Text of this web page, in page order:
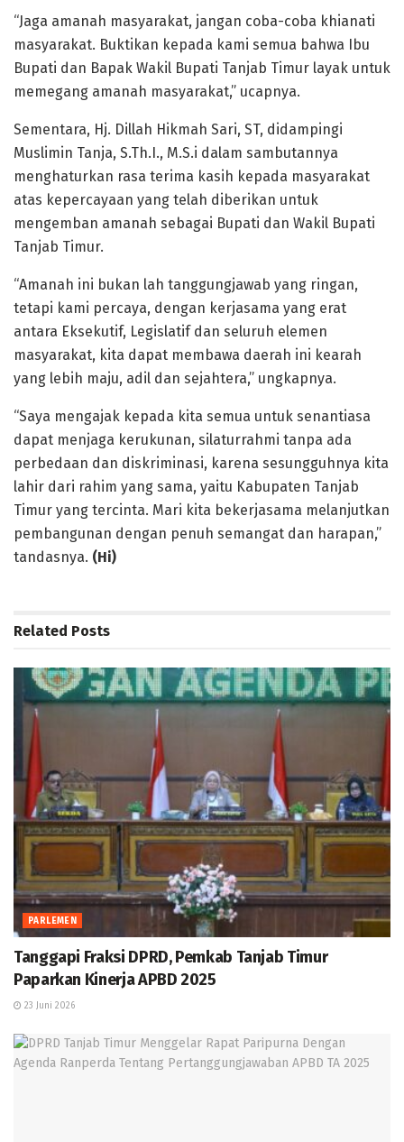
“Jaga amanah masyarakat, jangan coba-coba khianati
masyarakat. Buktikan kepada kami semua bahwa Ibu
Bupati dan Bapak Wakil Bupati Tanjab Timur layak untuk
memegang amanah masyarakat,” ucapnya.
Sementara, Hj. Dillah Hikmah Sari, ST, didampingi
Muslimin Tanja, S.Th.I., M.S.i dalam sambutannya
menghaturkan rasa terima kasih kepada masyarakat
atas kepercayaan yang telah diberikan untuk
mengemban amanah sebagai Bupati dan Wakil Bupati
Tanjab Timur.
“Amanah ini bukan lah tanggungjawab yang ringan,
tetapi kami percaya, dengan kerjasama yang erat
antara Eksekutif, Legislatif dan seluruh elemen
masyarakat, kita dapat membawa daerah ini kearah
yang lebih maju, adil dan sejahtera,” ungkapnya.
“Saya mengajak kepada kita semua untuk senantiasa
dapat menjaga kerukunan, silaturrahmi tanpa ada
perbedaan dan diskriminasi, karena sesungguhnya kita
lahir dari rahim yang sama, yaitu Kabupaten Tanjab
Timur yang tercinta. Mari kita bekerjasama melanjutkan
pembangunan dengan penuh semangat dan harapan,”
tandasnya. (Hi)
Related Posts
PARLEMEN
Tanggapi Fraksi DPRD, Pemkab Tanjab Timur
Paparkan Kinerja APBD 2025
23 Juni 2026